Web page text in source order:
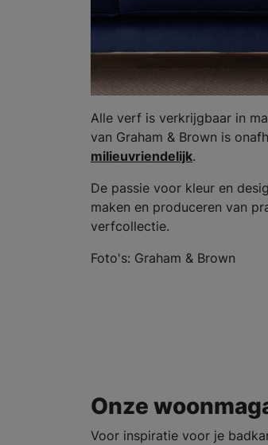
Alle verf is verkrijgbaar in
van Graham & Brown is
milieuvriendelijk.
De passie voor kleur en
maken en produceren van
verfcollectie.
Foto's: Graham & Brown
Onze
Voor inspiratie voor je